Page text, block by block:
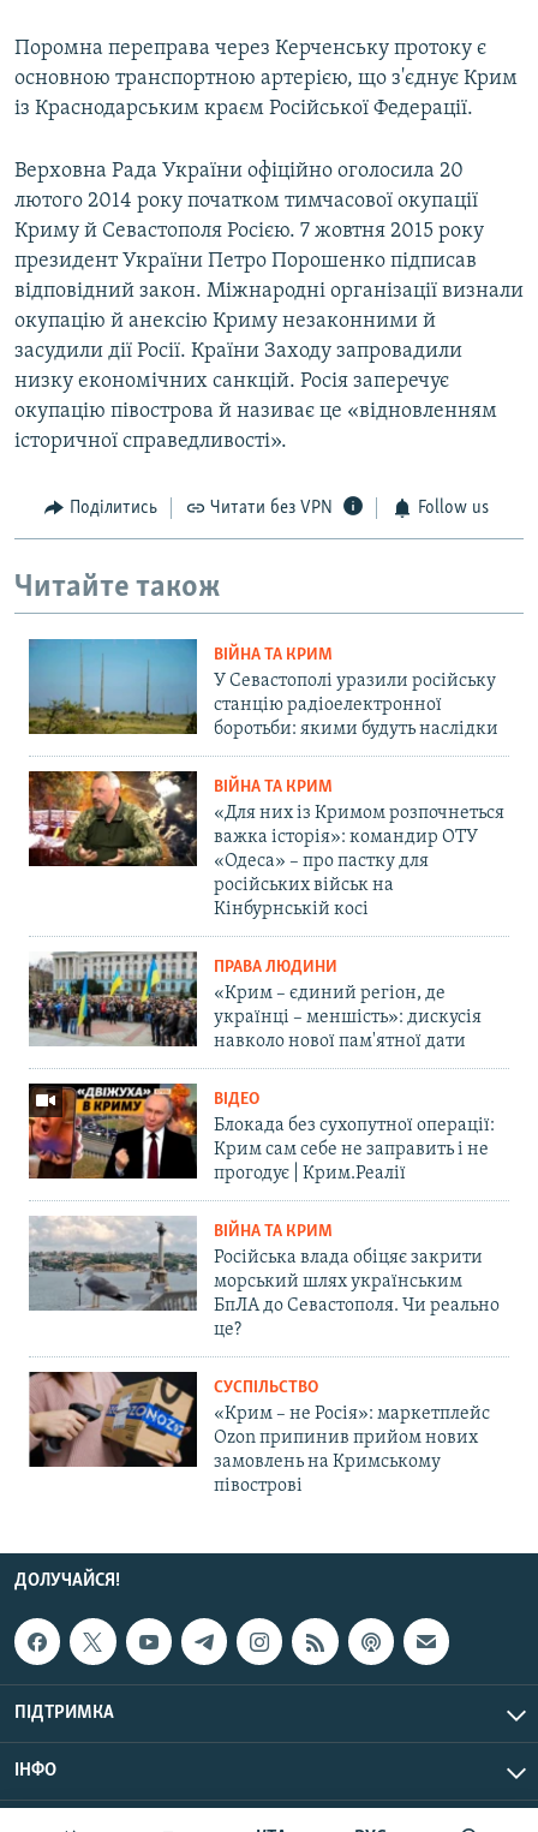
Поромна переправа через Керченську протоку є
основною транспортною артерією, що з'єднує Крим
із Краснодарським краєм Російської Федерації.
Верховна Рада України офіційно оголосила 20
лютого 2014 року початком тимчасової окупації
Криму й Севастополя Росією. 7 жовтня 2015 року
президент України Петро Порошенко підписав
відповідний закон. Міжнародні організації визнали
окупацію й анексію Криму незаконними й
засудили дії Росії. Країни Заходу запровадили
низку економічних санкцій. Росія заперечує
окупацію півострова й називає це «відновленням
історичної справедливості».
Поділитись Читати без VPN Follow us
Читайте також
ВІЙНА ТА КРИМ
У Севастополі уразили російську
станцію радіоелектронної
боротьби: якими будуть наслідки
ВІЙНА ТА КРИМ
«Для них із Кримом розпочнеться
важка історія»: командир ОТУ
«Одеса» – про пастку для
російських військ на
Кінбурнській косі
ПРАВА ЛЮДИНИ
«Крим – єдиний регіон, де
українці – меншість»: дискусія
навколо нової пам'ятної дати
ВІДЕО
Блокада без сухопутної операції:
Крим сам себе не заправить і не
прогодує | Крим.Реалії
ВІЙНА ТА КРИМ
Російська влада обіцяє закрити
морський шлях українським
БпЛА до Севастополя. Чи реально
це?
СУСПІЛЬСТВО
«Крим – не Росія»: маркетплейс
Ozon припинив прийом нових
замовлень на Кримському
півострові
ДОЛУЧАЙСЯ!
ПІДТРИМКА
ІНФО